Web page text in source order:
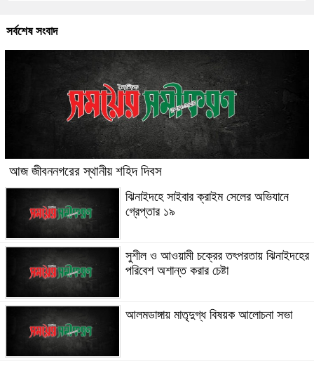
সর্বশেষ সংবাদ
আজ জীবননগরের স্থানীয় শহিদ দিবস
ঝিনাইদহে সাইবার ক্রাইম সেলের অভিযানে
গ্রেপ্তার ১৯
সুশীল ও আওয়ামী চক্রের তৎপরতায় ঝিনাইদহের
পরিবেশ অশান্ত করার চেষ্টা
আলমডাঙ্গায় মাতৃদুগ্ধ বিষয়ক আলোচনা সভা